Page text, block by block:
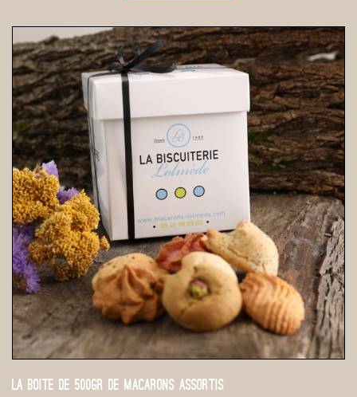
LA BOITE DE 500GR DE MACARONS ASSORTIS